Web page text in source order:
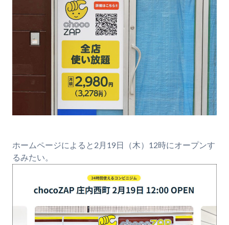
ホームページによると2月19日（木）12時にオープンす
るみたい。